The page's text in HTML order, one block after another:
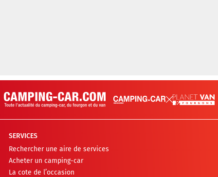
SERVICES
Rechercher une aire de services
Acheter un camping-car
La cote de l’occasion